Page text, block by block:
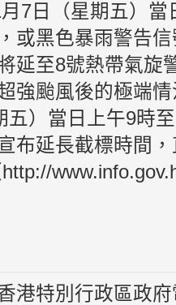
7日（星期五）
或黑色暴雨警告
延至8號熱帶氣旋
強颱風後的極端
五）當日上午9時
布延長截標時間
港特別行政區政